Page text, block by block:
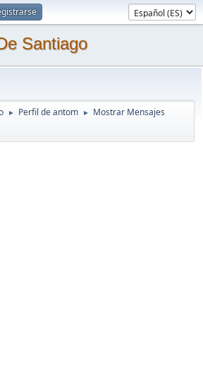
Santiago
► Perfil de antom ► Mostrar Mensajes